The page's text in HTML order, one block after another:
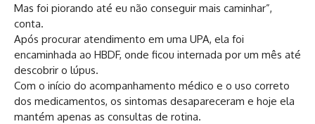
Mas foi piorando até eu não conseguir mais caminhar”,
conta.
Após procurar atendimento em uma UPA, ela foi
encaminhada ao HBDF, onde ficou internada por um mês até
descobrir o lúpus.
Com o início do acompanhamento médico e o uso correto
dos medicamentos, os sintomas desapareceram e hoje ela
mantém apenas as consultas de rotina.